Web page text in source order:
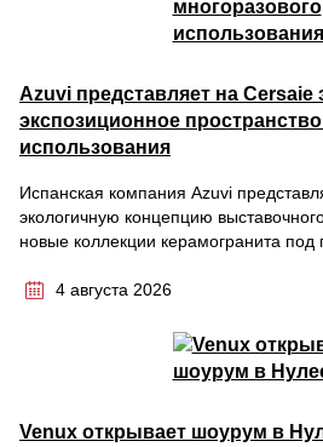
Azuvi представляет на Cersaie
экспозиционное
использования
Испанская компания Azuvi
экологичную концепцию
новые коллекции керамогранита под
4 августа 2026
Venux открывает шоурум в